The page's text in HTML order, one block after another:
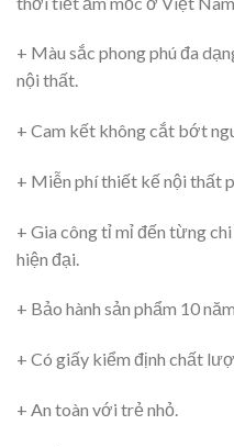
+ Màu sắc phong phú đa
nội thất.
+ Cam kết không cắt bớt
+ Miễn phí thiết kế nội thất
+ Gia công tỉ mỉ đến từng
hiện đại.
+ Bảo hành sản phẩm 10
+ Có giấy kiểm định chất
+ An toàn với trẻ nhỏ.